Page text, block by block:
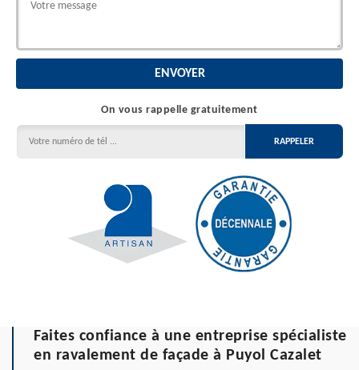
On vous rappelle gratuitement
Faites confiance à une entreprise spécialiste
en ravalement de façade à Puyol Cazalet